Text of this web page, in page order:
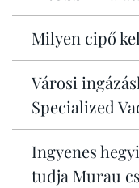
Milyen cipő
Városi
Specialized
Ingyenes
tudja Murau